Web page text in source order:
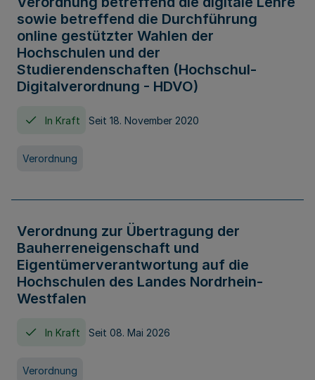
sowie betreffend die Durchführung
online gestützter Wahlen der
Hochschulen und der
Studierendenschaften (Hochschul-
Digitalverordnung - HDVO)
In Kraft Seit 18. November 2020
Verordnung
Verordnung zur Übertragung der
Bauherreneigenschaft und
Eigentümerverantwortung auf die
Hochschulen des Landes Nordrhein-
Westfalen
In Kraft Seit 08. Mai 2026
Verordnung